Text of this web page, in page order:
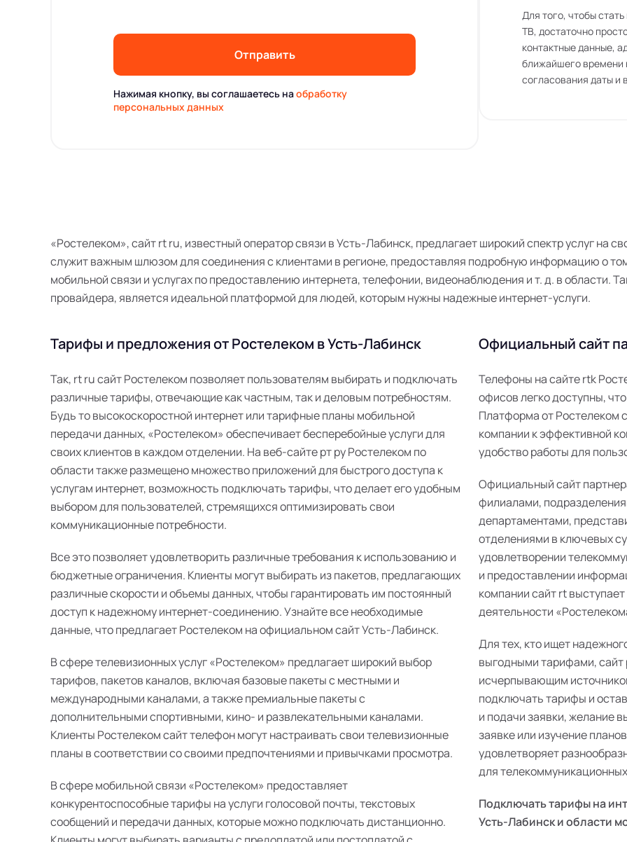
Отправить
Нажимая кнопку, вы соглашаетесь наобработку
персональных данных
Для того, чтобы
ТВ, достаточно
контактные данные,
ближайшего времени
согласования даты и
«Ростелеком», сайт rt ru, известный оператор связи в Усть-Лабинск, предлагает широкий спектр услуг на
служит важным шлюзом для соединения с клиентами в регионе, предоставляя подробную информацию о
мобильной связи и услугах по предоставлению интернета, телефонии, видеонаблюдения и т. д. в области.
провайдера, является идеальной платформой для людей, которым нужны надежные интернет-услуги.
Тарифы и предложения от Ростелеком в Усть-Лабинск
Так, rt ru сайт Ростелеком позволяет пользователям выбирать и подключать
различные тарифы, отвечающие как частным, так и деловым потребностям.
Будь то высокоскоростной интернет или тарифные планы мобильной
передачи данных, «Ростелеком» обеспечивает бесперебойные услуги для
своих клиентов в каждом отделении. На веб-сайте рт ру Ростелеком по
области также размещено множество приложений для быстрого доступа к
услугам интернет, возможность подключать тарифы, что делает его удобным
выбором для пользователей, стремящихся оптимизировать свои
коммуникационные потребности.
Все это позволяет удовлетворить различные требования к использованию и
бюджетные ограничения. Клиенты могут выбирать из пакетов, предлагающих
различные скорости и объемы данных, чтобы гарантировать им постоянный
доступ к надежному интернет-соединению. Узнайте все необходимые
данные, что предлагает Ростелеком на официальном сайт Усть-Лабинск.
В сфере телевизионных услуг «Ростелеком» предлагает широкий выбор
тарифов, пакетов каналов, включая базовые пакеты с местными и
международными каналами, а также премиальные пакеты с
дополнительными спортивными, кино- и развлекательными каналами.
Клиенты Ростелеком сайт телефон могут настраивать свои телевизионные
планы в соответствии со своими предпочтениями и привычками просмотра.
В сфере мобильной связи «Ростелеком» предоставляет
конкурентоспособные тарифы на услуги голосовой почты, текстовых
сообщений и передачи данных, которые можно подключать дистанционно.
Официальный сайт
Телефоны на сайте rtk
офисов легко доступны,
Платформа от Ростелеком
компании к эффективной
удобство работы для
Официальный сайт
филиалами,
департаментами,
отделениями в ключевых
удовлетворении
и предоставлении
компании сайт rt
деятельности
Для тех, кто ищет
выгодными тарифами, сайт
исчерпывающим
подключать тарифы и
и подачи заявки, желание
заявке или изучение
удовлетворяет
для
Подключать тарифы на
Усть-Лабинск и области